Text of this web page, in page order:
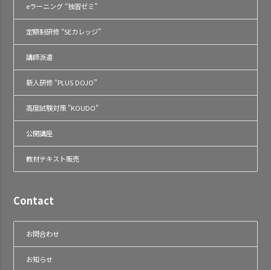
eラーニング “独習ゼミ”
定額制研修 “SEカレッジ”
講師派遣
新人研修 “PLUS DOJO”
高度試験対策 "KOUDO"
公開講座
教材テキスト販売
Contact
お問合わせ
お知らせ